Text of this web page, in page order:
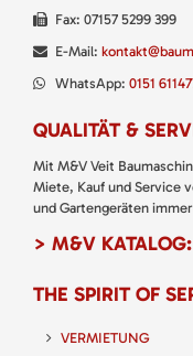
Fax: 07157 5299 399
E-Mail:
WhatsApp: 0151
QUALITÄT &
Mit M&V Veit
Miete, Kauf und Service
und Gartengeräten
> M&V KATALOG:
THE SPIRIT OF
VERMIETUNG